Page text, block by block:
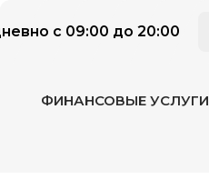
с 09:00 до 20:00
ФИНАНСОВЫЕ УСЛУГИ